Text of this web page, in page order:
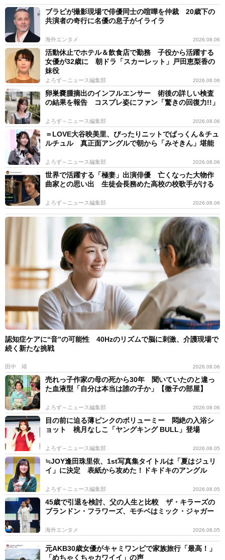
ブラピが撮影現場で俳優同士の喧嘩を仲裁 20歳下の
共演者の奇行に名優の息子がイライラ
海外エンタメ 2026.08.06
活動休止でホテル＆飲食店で勤務 子役から活躍する
女優が32歳に 朝ドラ「スカーレット」戸田恵梨香の
妹役
よろず～ニュース編集部 2026.08.06
卵巣嚢腫摘出のインフルエンサー 術後の詳しい検査
の結果を報告 コスプレ姿にファン「驚きの回復力!!」
よろず～ニュース編集部 2026.08.06
＝LOVE大谷映美里、ぴったりニットでぱっくん＆チュ
ルチュル 真正面アングルで朝から「みそきん」堪能
よろず～ニュース編集部 2026.08.06
世界で活躍する「極妻」出演俳優 亡くなった大物作
曲家との思い出 生徒会長務めた高校の校歌手がける
よろず～ニュース編集部 2026.08.06
認知症ケアに“音”の可能性 40Hzのリズムで脳に刺激、介護現場で
続く新たな挑戦
田中 靖 2026.08.06
売れっ子作家の母の死から30年 聞いていたのと違っ
た血液型「自分は本当は誰の子か」【徹子の部屋】
よろず～ニュース編集部 2026.08.06
目の前に迫る薄ピンクのボリューミー 悶絶の入浴シ
ョット 桃月なしこ「ヤングキング BULL」登場
よろず～ニュース編集部 2026.08.05
≒JOY逢田珠里依、1st写真集タイトルは「夏はジュリ
イ」に決定 表紙から攻めた！ドキドキのアングル
よろず～ニュース編集部 2026.08.05
45歳で引退を検討、父の人生と比較 ザ・キラーズの
ブランドン・フラワーズ、モチベはミック・ジャガー
海外エンタメ 2026.08.05
元AKB30歳女優がキャミワンピで家族旅行「最高！」
「めちゃくちゃカワイイ」の声